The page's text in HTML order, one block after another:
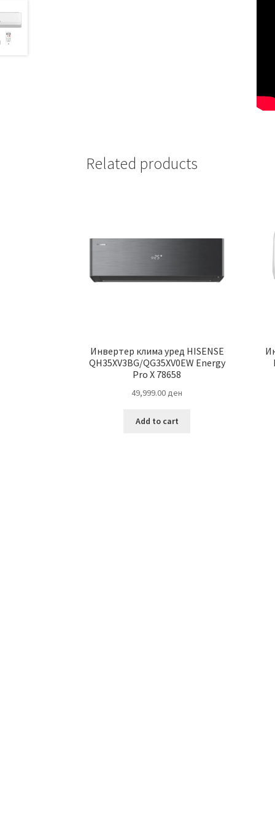
Related products
Инвертер клима уред HISENSE
QH35XV3BG/QG35XV0EW Energy
Pro X 78658
49,999.00ден
Add to cart